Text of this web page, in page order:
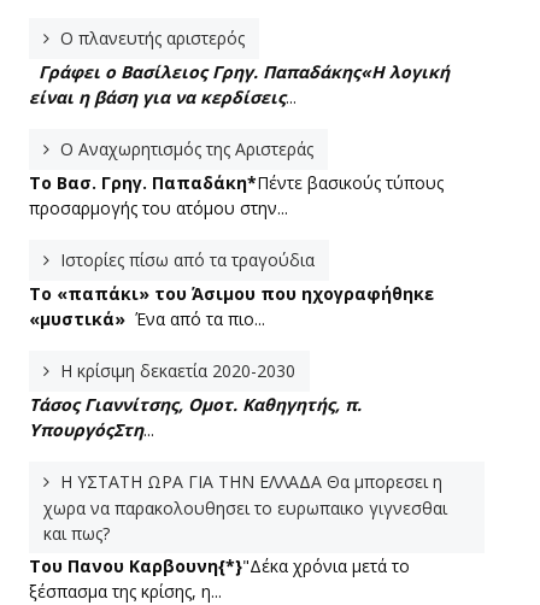
Ο πλανευτής αριστερός
Γράφει ο Βασίλειος Γρηγ. Παπαδάκης«Η λογική
είναι η βάση για να κερδίσεις...
Ο Αναχωρητισμός της Αριστεράς
To Βασ. Γρηγ. Παπαδάκη*Πέντε βασικούς τύπους
προσαρμογής του ατόμου στην...
Ιστορίες πίσω από τα τραγούδια
Το «παπάκι» του Άσιμου που ηχογραφήθηκε
«μυστικά» Ένα από τα πιο...
Η κρίσιμη δεκαετία 2020-2030
Τάσος Γιαννίτσης, Ομοτ. Καθηγητής, π.
ΥπουργόςΣτη...
Η ΥΣΤΑΤΗ ΩΡΑ ΓΙΑ ΤΗΝ ΕΛΛΑΔΑ Θα μπορεσει η
χωρα να παρακολουθησει το ευρωπαικο γιγνεσθαι
και πως?
Του Πανου Καρβουνη{*}"Δέκα χρόνια μετά το
ξέσπασμα της κρίσης, η...